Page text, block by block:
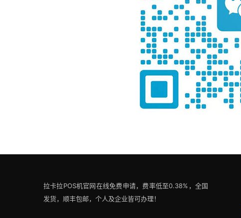
拉卡拉POS机官网在线免费申请，费率低至0.38%，全国
发货，顺丰包邮，个人及企业皆可办理！